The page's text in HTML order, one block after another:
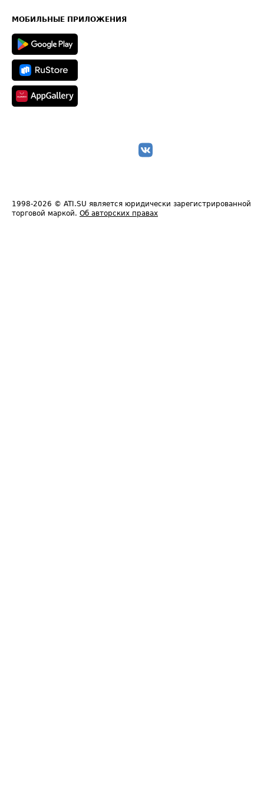
Техническая информация
МОБИЛЬНЫЕ ПРИЛОЖЕНИЯ
1998-2026 © ATI.SU является юридически зарегистрированной
торговой маркой. Об авторских правах